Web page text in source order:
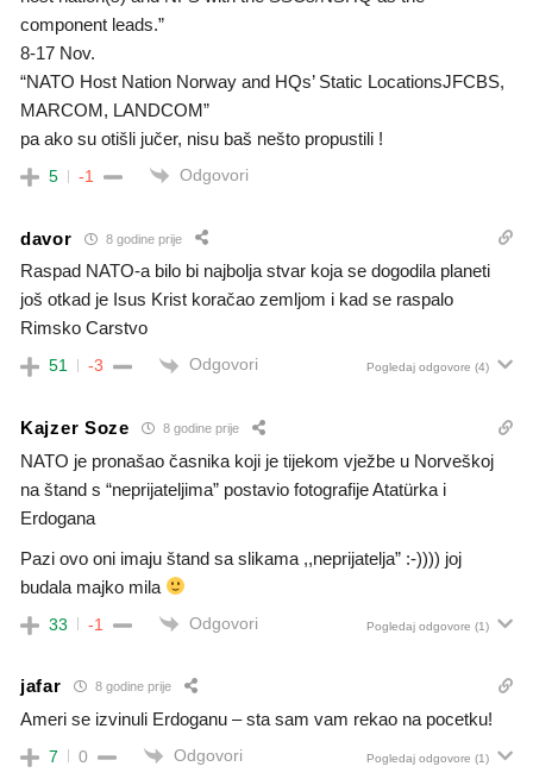
component leads.”
8-17 Nov.
“NATO Host Nation Norway and HQs’ Static LocationsJFCBS,
MARCOM, LANDCOM”
pa ako su otišli jučer, nisu baš nešto propustili !
5 -1 Odgovori
davor 8 godine prije
Raspad NATO-a bilo bi najbolja stvar koja se dogodila planeti
još otkad je Isus Krist koračao zemljom i kad se raspalo
Rimsko Carstvo
51 -3 Odgovori Pogledaj odgovore (4)
Kajzer Soze 8 godine prije
NATO je pronašao časnika koji je tijekom vježbe u Norveškoj
na štand s “neprijateljima” postavio fotografije Atatürka i
Erdogana
Pazi ovo oni imaju štand sa slikama ,,neprijatelja” :-)))) joj
budala majko mila
33 -1 Odgovori Pogledaj odgovore (1)
jafar 8 godine prije
Ameri se izvinuli Erdoganu – sta sam vam rekao na pocetku!
7 0 Odgovori Pogledaj odgovore (1)